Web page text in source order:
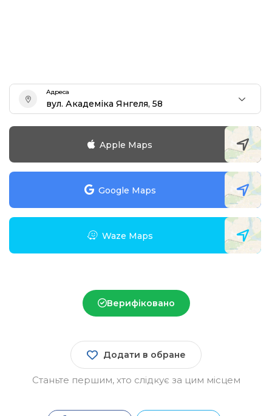
Адреса
вул. Академіка Янгеля, 58
Apple Maps
Google Maps
Waze Maps
Верифіковано
Додати в обране
Станьте першим, хто слідкує за цим місцем